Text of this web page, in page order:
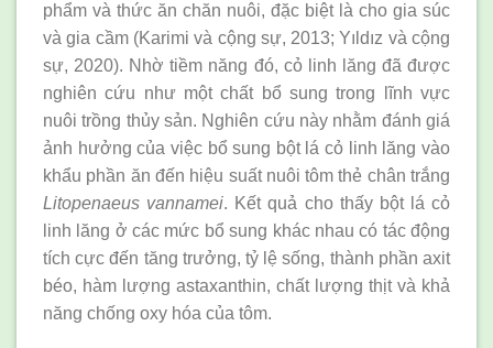
phẩm và thức ăn chăn nuôi, đặc biệt là cho gia súc
và gia cầm (Karimi và cộng sự, 2013; Yıldız và cộng
sự, 2020). Nhờ tiềm năng đó, cỏ linh lăng đã được
nghiên cứu như một chất bổ sung trong lĩnh vực
nuôi trồng thủy sản. Nghiên cứu này nhằm đánh giá
ảnh hưởng của việc bổ sung bột lá cỏ linh lăng vào
khẩu phần ăn đến hiệu suất nuôi tôm thẻ chân trắng
Litopenaeus vannamei. Kết quả cho thấy bột lá cỏ
linh lăng ở các mức bổ sung khác nhau có tác động
tích cực đến tăng trưởng, tỷ lệ sống, thành phần axit
béo, hàm lượng astaxanthin, chất lượng thịt và khả
năng chống oxy hóa của tôm.